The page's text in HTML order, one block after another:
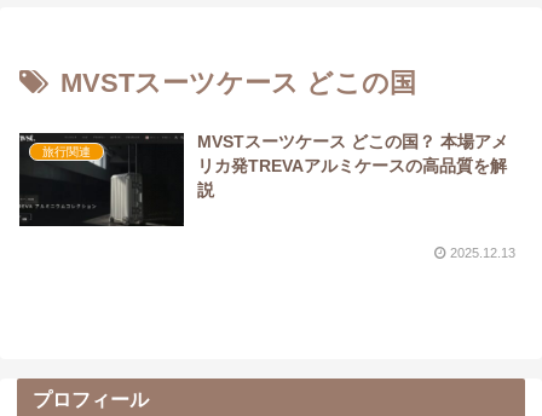
MVSTスーツケース どこの国
旅行関連
MVSTスーツケース どこの国？ 本場アメ
リカ発TREVAアルミケースの高品質を解
説
2025.12.13
プロフィール